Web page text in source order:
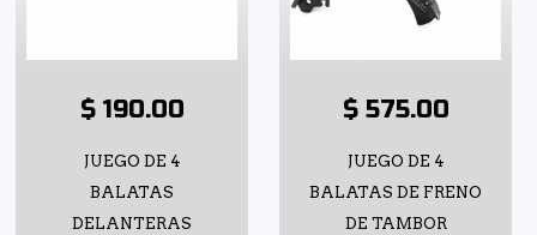
$ 190.00
JUEGO DE 4
BALATAS
DELANTERAS
$ 575.00
JUEGO DE 4
BALATAS DE FRENO
DE TAMBOR